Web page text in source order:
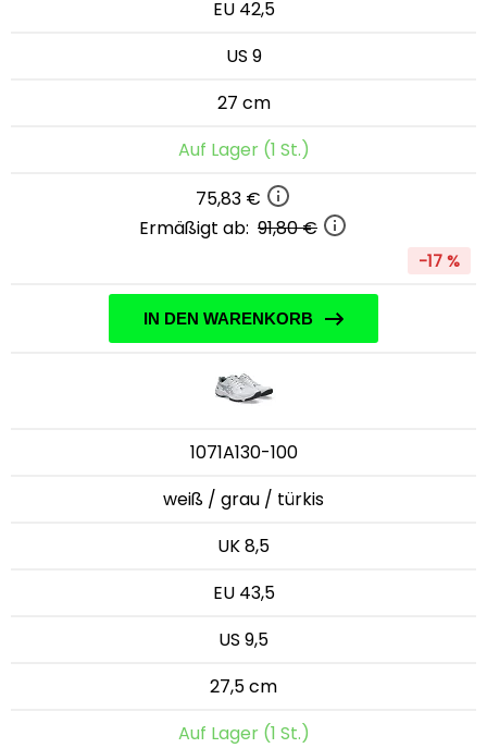
EU 42,5
US 9
27 cm
Auf Lager (1 St.)
75,83 €
Ermäßigt ab: 91,80 €
-17 %
IN DEN WARENKORB
1071A130-100
weiß / grau / türkis
UK 8,5
EU 43,5
US 9,5
27,5 cm
Auf Lager (1 St.)